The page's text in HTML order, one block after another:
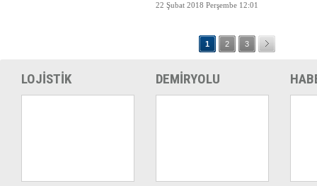
22 Şubat 2018 Perşembe 12:01
1 2 3
LOJİSTİK DEMİRYOLU